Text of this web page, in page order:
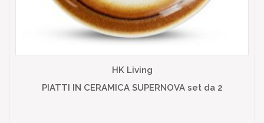
HK Living
PIATTI IN CERAMICA SUPERNOVA set da 2